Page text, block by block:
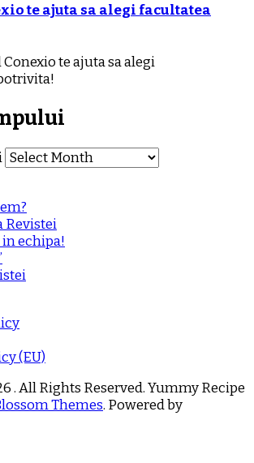
te ajuta sa alegi facultatea
Revistei
echipa!
(EU)
. All Rights Reserved.Yummy Recipe
Themes. Powered by